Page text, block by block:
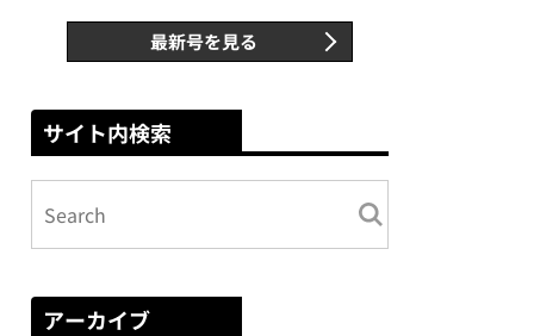
最新号を見る
サイト内検索
アーカイブ